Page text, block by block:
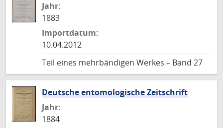
Jahr:
1883
Importdatum:
10.04.2012
Teil eines mehrbändigen Werkes – Band 27
Deutsche entomologische Zeitschrift
Jahr:
1884